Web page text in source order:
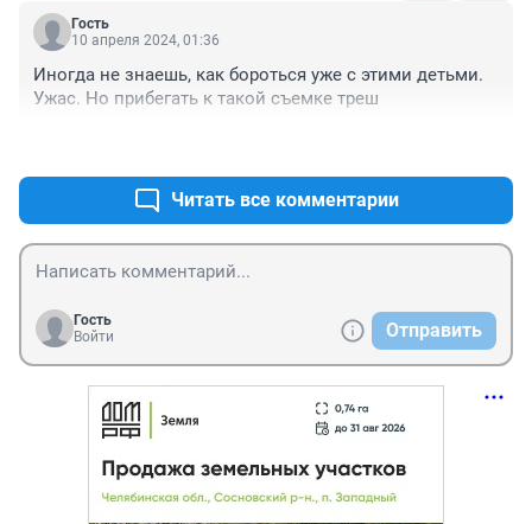
Гость
10 апреля 2024, 01:36
Иногда не знаешь, как бороться уже с этими детьми.
Ужас. Но прибегать к такой съемке треш
Читать все комментарии
Гость
Войти
Отправить